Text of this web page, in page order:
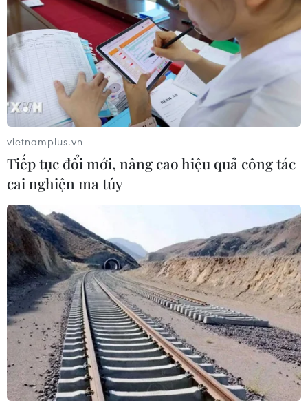
Thủ tướng Nhật Bản muốn hội đàm với
lãnh đạo Hàn Quốc vào tuần tới
07/03/2023 09:04
Thủ tướng Nhật Bản Fumio Kishida đã chỉ ra rằng ông
ấy muốn tổ chức cuộc gặp thượng đỉnh với Tổng thống
Yoon Suk-yeol của Hàn Quốc sớm nhất là vào cuối tuần
tới.
vietnamplus.vn
Tiếp tục đổi mới, nâng cao hiệu quả công tác
cai nghiện ma túy